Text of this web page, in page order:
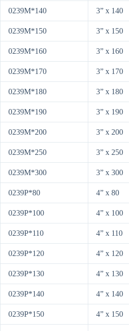
0239M*140 3” x 140
0239M*150 3” x 150
0239M*160 3” x 160
0239M*170 3” x 170
0239M*180 3” x 180
0239M*190 3” x 190
0239M*200 3” x 200
0239M*250 3” x 250
0239M*300 3” x 300
0239P*80 4” x 80
0239P*100 4” x 100
0239P*110 4” x 110
0239P*120 4” x 120
0239P*130 4” x 130
0239P*140 4” x 140
0239P*150 4” x 150